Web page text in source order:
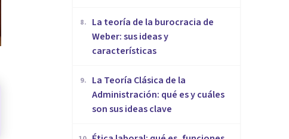
8.
La teoría de la burocracia de
Weber: sus ideas y
características
9.
La Teoría Clásica de la
Administración: qué es y cuáles
son sus ideas clave